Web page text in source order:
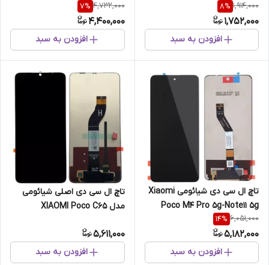
1,914,000
8%
1,752,000
افزودن به سبد
4,732,000
7%
4,400,000
افزودن به سبد
تاچ ال سی دی شیائومی Xiaomi
Poco M4 Pro 5g-Note11 5g
6,051,000
14%
5,182,000
افزودن به سبد
تاچ ال سی دی اصلی شیائومی
مدل XIAOMI Poco C65
5,611,000
افزودن به سبد